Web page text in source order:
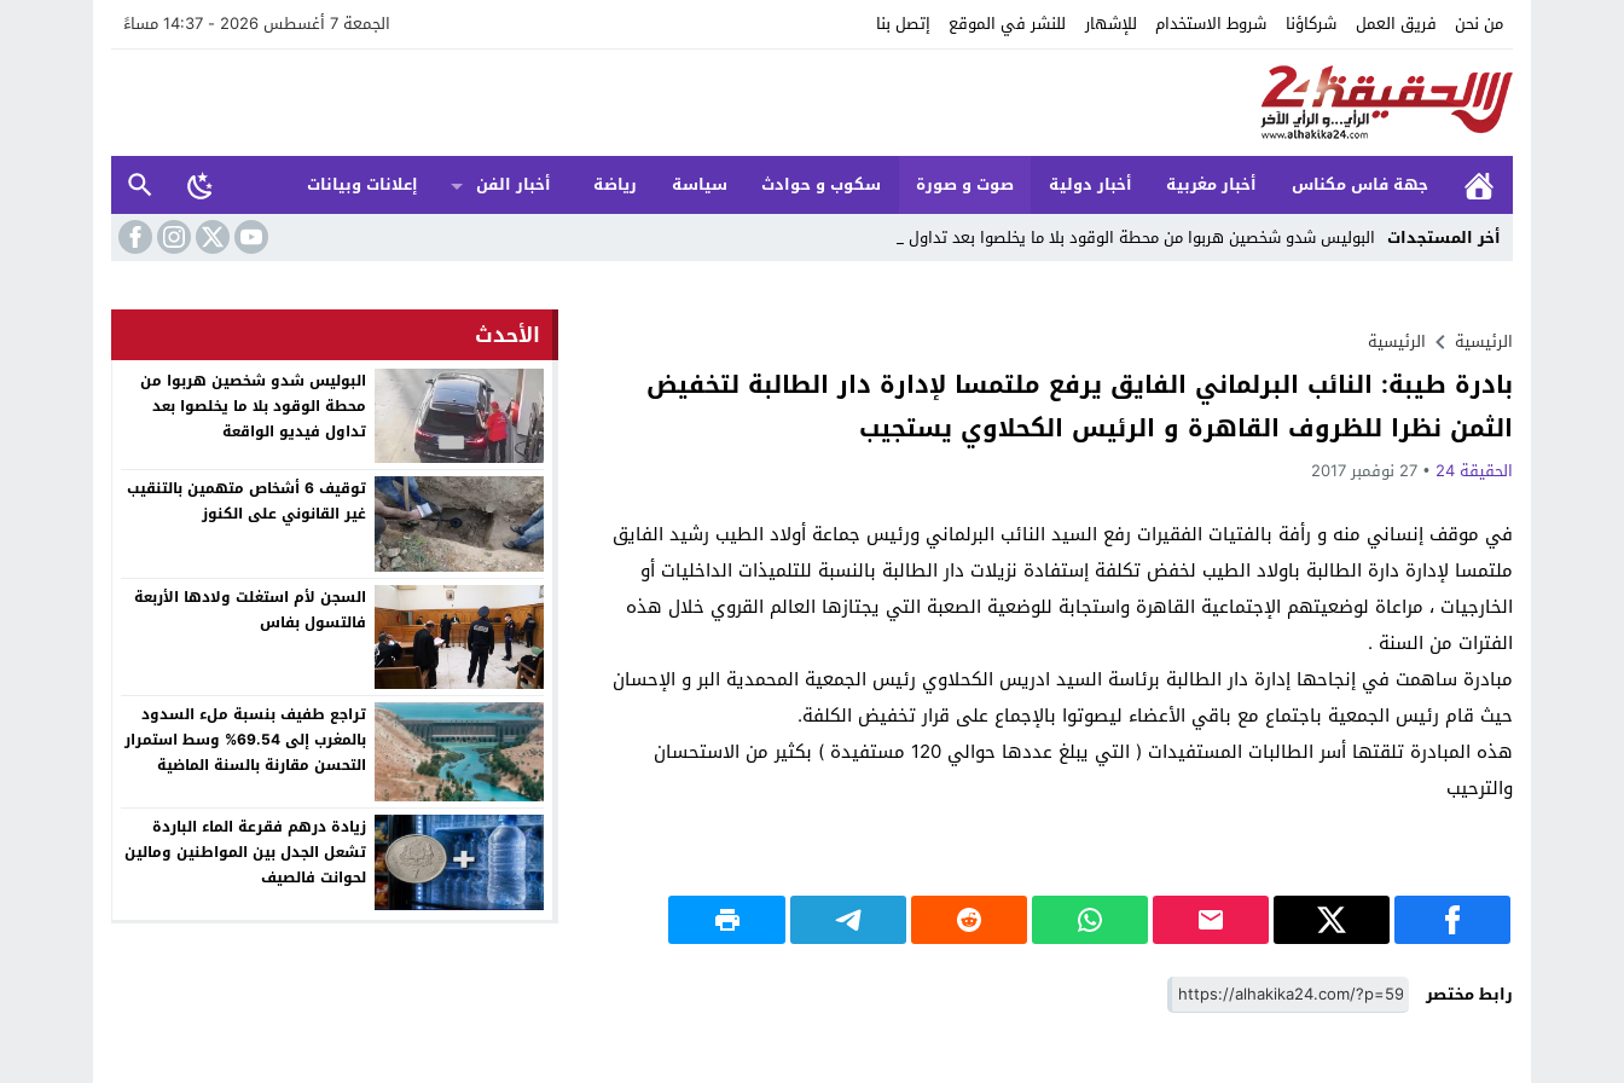
من نحن فريق العمل شركاؤنا شروط الاستخدام للإشهار للنشر في الموقع إتصل بنا الجمعة 7 أغسطس 2026 - 14:37 مساءً
جهة فاس مكناس أخبار مغربية أخبار دولية صوت و صورة سكوب و حوادث سياسة رياضة أخبار الفن
إعلانات وبيانات
أخر المستجدات البوليس شدو شخصين هربوا من محطة الوقود بلا ما يخلصوا بعد تداول فيدي _
Previous
Next
الرئيسية الرئيسية
بادرة طيبة: النائب البرلماني الفايق يرفع ملتمسا لإدارة دار الطالبة لتخفيض
الثمن نظرا للظروف القاهرة و الرئيس الكحلاوي يستجيب
الحقيقة 24 27 نوفمبر 2017
في موقف إنساني منه و رأفة بالفتيات الفقيرات رفع السيد النائب البرلماني ورئيس جماعة أولاد الطيب رشيد الفايق
ملتمسا لإدارة دارة الطالبة باولاد الطيب لخفض تكلفة إستفادة نزيلات دار الطالبة بالنسبة للتلميذات الداخليات أو
الخارجيات ، مراعاة لوضعيتهم الإجتماعية القاهرة واستجابة للوضعية الصعبة التي يجتازها العالم القروي خلال هذه
الفترات من السنة .
مبادرة ساهمت في إنجاحها إدارة دار الطالبة برئاسة السيد ادريس الكحلاوي رئيس الجمعية المحمدية البر و الإحسان
حيث قام رئيس الجمعية باجتماع مع باقي الأعضاء ليصوتوا بالإجماع على قرار تخفيض الكلفة.
هذه المبادرة تلقتها أسر الطالبات المستفيدات ( التي يبلغ عددها حوالي 120 مستفيدة ) بكثير من الاستحسان
والترحيب
رابط مختصر
الأحدث
البوليس شدو شخصين هربوا من
محطة الوقود بلا ما يخلصوا بعد
تداول فيديو الواقعة
توقيف 6 أشخاص متهمين بالتنقيب
غير القانوني على الكنوز
السجن لأم استغلت ولادها الأربعة
فالتسول بفاس
تراجع طفيف بنسبة ملء السدود
بالمغرب إلى 69.54% وسط استمرار
التحسن مقارنة بالسنة الماضية
زيادة درهم فقرعة الماء الباردة
تشعل الجدل بين المواطنين ومالين
لحوانت فالصيف